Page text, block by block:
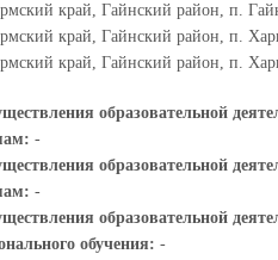
край, Гайнский район, п.
край, Гайнский район, п.
край, Гайнский район, п.
образовательной
-
образовательной
-
образовательной
обучения: -